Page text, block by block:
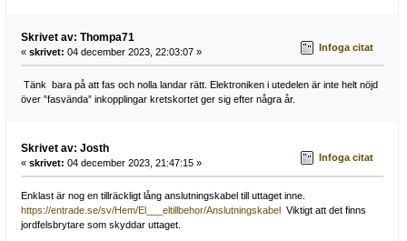
Skrivet av: Thompa71
« skrivet: 04 december 2023, 22:03:07 » Infoga citat
Tänk bara på att fas och nolla landar rätt. Elektroniken i utedelen är inte helt nöjd
över ”fasvända” inkopplingar kretskortet ger sig efter några år.
Skrivet av: Josth
« skrivet: 04 december 2023, 21:47:15 » Infoga citat
Enklast är nog en tillräckligt lång anslutningskabel till uttaget inne.
https://entrade.se/sv/Hem/El___eltillbehor/AnslutningskabelViktigt att det finns
jordfelsbrytare som skyddar uttaget.